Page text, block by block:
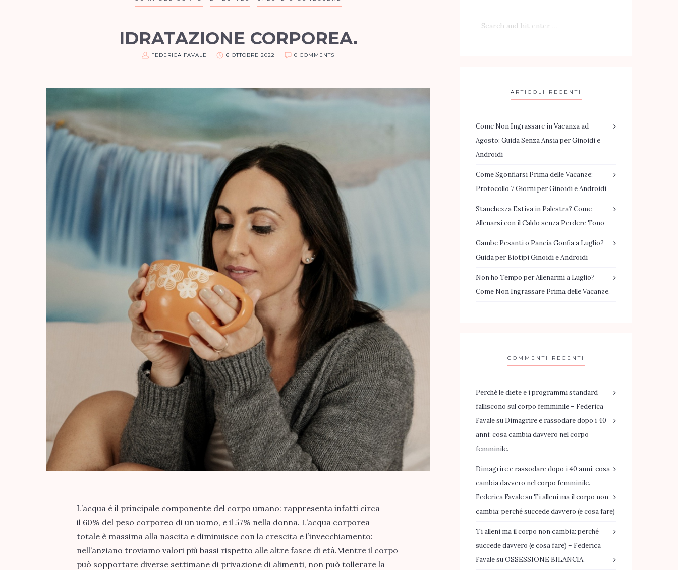
IDRATAZIONE CORPOREA.
FEDERICA FAVALE 6 OTTOBRE 2022 0 COMMENTS
L’acqua è il principale componente del corpo umano: rappresenta infatti circa
il 60% del peso corporeo di un uomo, e il 57% nella donna. L’acqua corporea
totale è massima alla nascita e diminuisce con la crescita e l’invecchiamento:
nell’anziano troviamo valori più bassi rispetto alle altre fasce di età.Mentre il corpo
può sopportare diverse settimane di privazione di alimenti, non può tollerare la
ARTICOLI RECENTI
Come Non Ingrassare in Vacanza ad
Agosto: Guida Senza Ansia per Ginoidi e
Androidi
Come Sgonfiarsi Prima delle Vacanze:
Protocollo 7 Giorni per Ginoidi e Androidi
Stanchezza Estiva in Palestra? Come
Allenarsi con il Caldo senza Perdere Tono
Gambe Pesanti o Pancia Gonfia a Luglio?
Guida per Biotipi Ginoidi e Androidi
Non ho Tempo per Allenarmi a Luglio?
Come Non Ingrassare Prima delle Vacanze.
COMMENTI RECENTI
Perché le diete e i programmi standard
falliscono sul corpo femminile – Federica
Favalesu Dimagrire e rassodare dopo i 40
anni: cosa cambia davvero nel corpo
femminile.
Dimagrire e rassodare dopo i 40 anni: cosa
cambia davvero nel corpo femminile. –
Federica FavalesuTi alleni ma il corpo non
cambia: perché succede davvero (e cosa fare)
Ti alleni ma il corpo non cambia: perché
succede davvero (e cosa fare) – Federica
FavalesuOSSESSIONE BILANCIA.